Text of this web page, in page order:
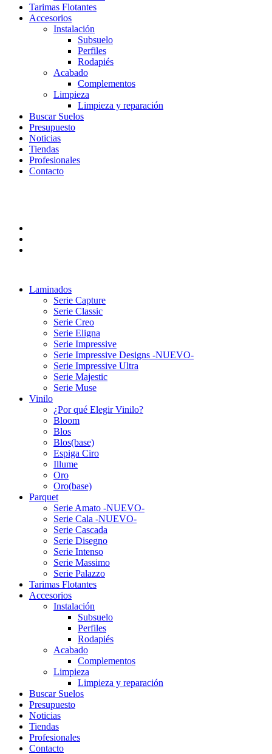
Tarimas Flotantes
Accesorios
Instalación
Subsuelo
Perfiles
Rodapiés
Acabado
Complementos
Limpieza
Limpieza y reparación
Buscar Suelos
Presupuesto
Noticias
Tiendas
Profesionales
Contacto
Laminados
Serie Capture
Serie Classic
Serie Creo
Serie Eligna
Serie Impressive
Serie Impressive Designs -NUEVO-
Serie Impressive Ultra
Serie Majestic
Serie Muse
Vinilo
¿Por qué Elegir Vinilo?
Bloom
Blos
Blos(base)
Espiga Ciro
Illume
Oro
Oro(base)
Parquet
Serie Amato -NUEVO-
Serie Cala -NUEVO-
Serie Cascada
Serie Disegno
Serie Intenso
Serie Massimo
Serie Palazzo
Tarimas Flotantes
Accesorios
Instalación
Subsuelo
Perfiles
Rodapiés
Acabado
Complementos
Limpieza
Limpieza y reparación
Buscar Suelos
Presupuesto
Noticias
Tiendas
Profesionales
Contacto